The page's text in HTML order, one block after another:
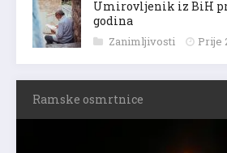
Umirovljenik iz BiH
godina
Zanimljivosti Prije
Ramske osmrtnice